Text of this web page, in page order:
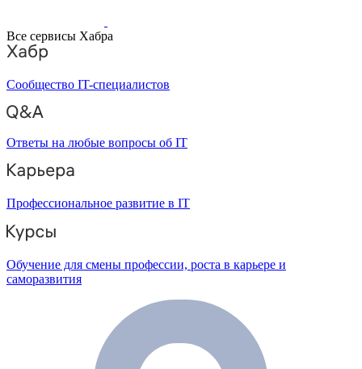
Все сервисы Хабра
Сообщество IT-специалистов
Ответы на любые вопросы об IT
Профессиональное развитие в IT
Обучение для смены профессии, роста в карьере и
саморазвития